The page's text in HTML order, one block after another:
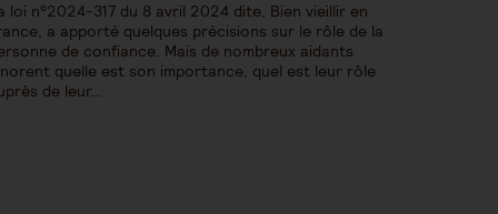
loi n°2024-317 du 8 avril 2024 dite, Bien vieillir en
a apporté quelques précisions sur le rôle de la
de confiance. Mais de nombreux aidants
quelle est son importance, quel est leur rôle
de leur…